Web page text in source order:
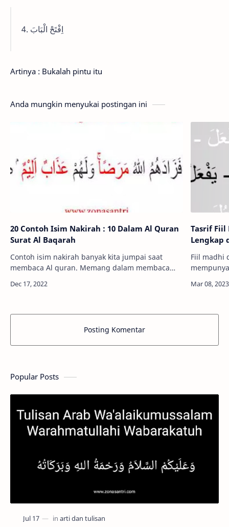
4. اِفْتَحْ الْبَابَ
Artinya : Bukalah pintu itu
Anda mungkin menyukai postingan ini
20 Contoh Isim Nakirah : 10 Dalam Al Quran
Surat Al Baqarah
Contoh isim nakirah banyak kita jumpai saat
membaca Al quran. Memang dalam membaca
dalam mengkaji arti dari ayat alquran harus
Tasrif
Lengkap
Fiil madhi
adalah
Posting Komentar
Popular Posts